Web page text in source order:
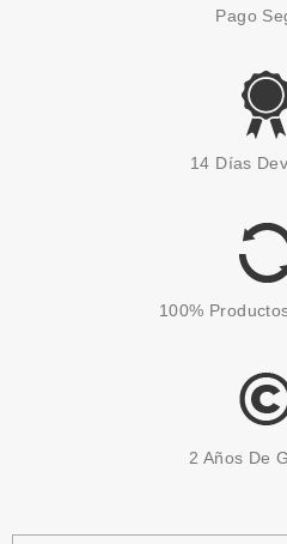
Pago
14 Días
100%
2 Años De